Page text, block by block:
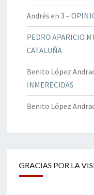
Andrés en 3 –
PEDRO APARICIO
CATALUÑA
Benito López
INMERECIDAS
Benito López
GRACIAS POR LA